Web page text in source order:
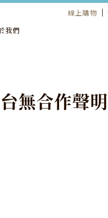
我們
線上購物
台無合作聲明